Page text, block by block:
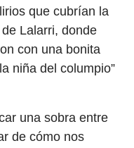
que cubrían la
Lalarri, donde
con una bonita
niña del columpio”
una sobra entre
de cómo nos